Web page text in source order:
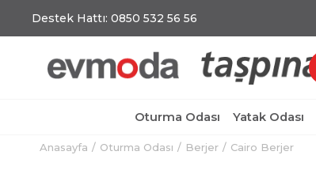
Destek Hattı: 0850 532 56 56
Oturma Odası Yatak Odası
Anasayfa Oturma Odası Berjer Cairo Berjer